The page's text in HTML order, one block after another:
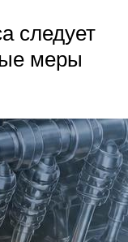
следует
меры